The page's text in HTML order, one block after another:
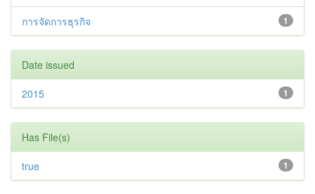
1
การจัดการธุรกิจ
Date issued
1
2015
Has File(s)
1
true